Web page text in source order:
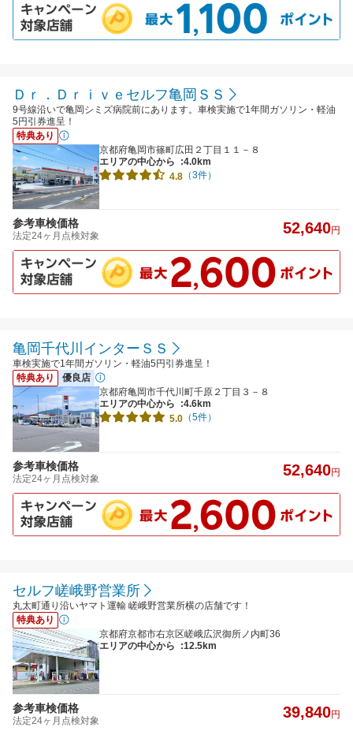
Ｄｒ．Ｄｒｉｖｅセルフ亀岡ＳＳ
9号線沿いで亀岡シミズ病院前にあります。車検実施で1年間ガソリン・軽油
5円引券進呈！
特典あり
京都府亀岡市篠町広田２丁目１１－８
エリアの中心から
:4.0km
4.8 （3件）
参考車検価格
法定24ヶ月点検対象 52,640円
亀岡千代川インターＳＳ
車検実施で1年間ガソリン・軽油5円引券進呈！
特典あり
優良店
京都府亀岡市千代川町千原２丁目３－８
エリアの中心から
:4.6km
5.0 （5件）
参考車検価格
法定24ヶ月点検対象 52,640円
セルフ嵯峨野営業所
丸太町通り沿いヤマト運輸 嵯峨野営業所横の店舗です！
特典あり
京都府京都市右京区嵯峨広沢御所ノ内町36
エリアの中心から
:12.5km
参考車検価格
法定24ヶ月点検対象 39,840円